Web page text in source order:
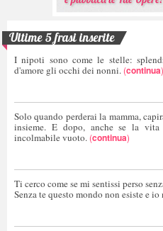
Ultime 5 frasi inserite
I nipoti sono come le stelle:
d'amore gli occhi dei nonni. (continua)
Solo quando perderai la mamma,
insieme. E dopo, anche se la
incolmabile vuoto. (continua)
Ti cerco come se mi sentissi perso
Senza te questo mondo non esiste e io